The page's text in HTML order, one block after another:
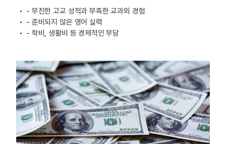
- 부진한 고교 성적과 부족한 교과외 경험
- 준비되지 않은 영어 실력
- 학비, 생활비 등 경제적인 부담